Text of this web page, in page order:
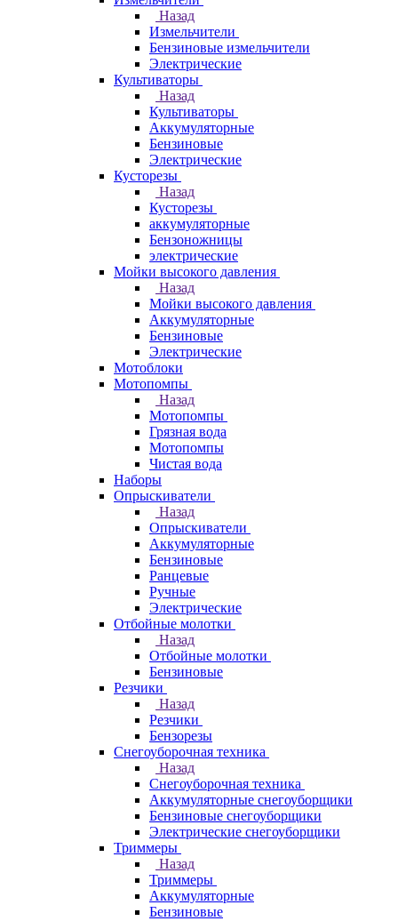
Назад
Измельчители
Бензиновые измельчители
Электрические
Культиваторы
Назад
Культиваторы
Аккумуляторные
Бензиновые
Электрические
Кусторезы
Назад
Кусторезы
аккумуляторные
Бензоножницы
электрические
Мойки высокого давления
Назад
Мойки высокого давления
Аккумуляторные
Бензиновые
Электрические
Мотоблоки
Мотопомпы
Назад
Мотопомпы
Грязная вода
Мотопомпы
Чистая вода
Наборы
Опрыскиватели
Назад
Опрыскиватели
Аккумуляторные
Бензиновые
Ранцевые
Ручные
Электрические
Отбойные молотки
Назад
Отбойные молотки
Бензиновые
Резчики
Назад
Резчики
Бензорезы
Снегоуборочная техника
Назад
Снегоуборочная техника
Аккумуляторные снегоуборщики
Бензиновые снегоуборщики
Электрические снегоуборщики
Триммеры
Назад
Триммеры
Аккумуляторные
Бензиновые